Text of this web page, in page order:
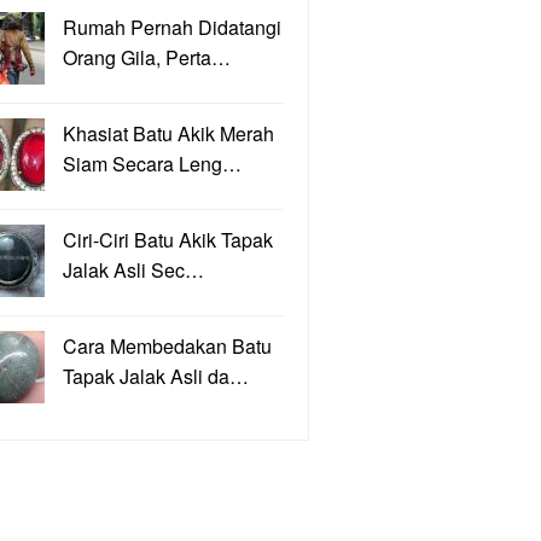
Rumah Pernah Didatangi
Orang Gila, Perta…
Khasiat Batu Akik Merah
Siam Secara Leng…
Ciri-Ciri Batu Akik Tapak
Jalak Asli Sec…
Cara Membedakan Batu
Tapak Jalak Asli da…